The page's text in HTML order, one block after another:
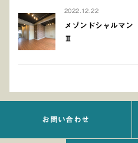
2022.12.22
メゾンドシャルマン
Ⅱ
お問い合わせ